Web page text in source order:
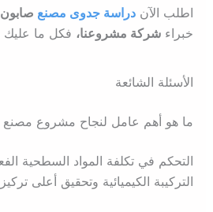
اطلب الآن دراسة جدوى مصنع
خبراء شركة مشروعنا،فكل ما عليك
الأسئلة الشائعة
ما هو أهم عامل لنجاح مشروع
التحكم في تكلفة المواد السطحية
التركيبة الكيميائية وتحقيق أعلى